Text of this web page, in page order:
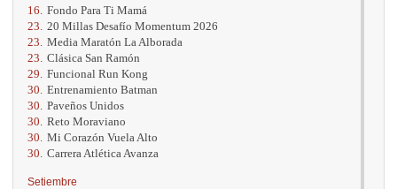
16. Fondo Para Ti Mamá
23. 20 Millas Desafío Momentum 2026
23. Media Maratón La Alborada
23. Clásica San Ramón
29. Funcional Run Kong
30. Entrenamiento Batman
30. Paveños Unidos
30. Reto Moraviano
30. Mi Corazón Vuela Alto
30. Carrera Atlética Avanza
Setiembre